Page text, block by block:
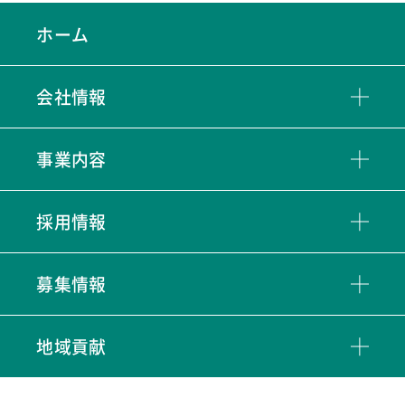
ホーム
会社情報
事業内容
採用情報
募集情報
地域貢献